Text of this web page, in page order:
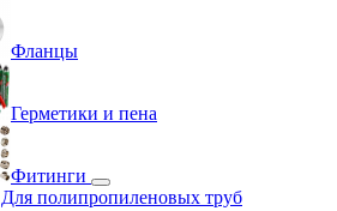
Фланцы
Герметики и пена
Фитинги
Для полипропиленовых труб